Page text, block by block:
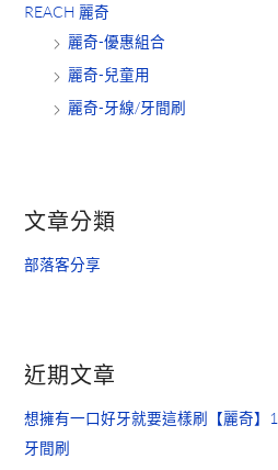
REACH 麗奇
麗奇-優惠組合
麗奇-兒童用
麗奇-牙線/牙間刷
文章分類
部落客分享
近期文章
想擁有一口好牙就要這樣刷【麗奇】
牙間刷